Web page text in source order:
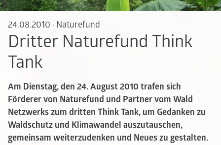
24.08.2010 · Naturefund
Dritter Naturefund Think
Tank
Am Dienstag, den 24. August 2010 trafen sich
Förderer von Naturefund und Partner vom Wald
Netzwerks zum dritten Think Tank, um Gedanken zu
Waldschutz und Klimawandel auszutauschen,
gemeinsam weiterzudenken und Neues zu gestalten.